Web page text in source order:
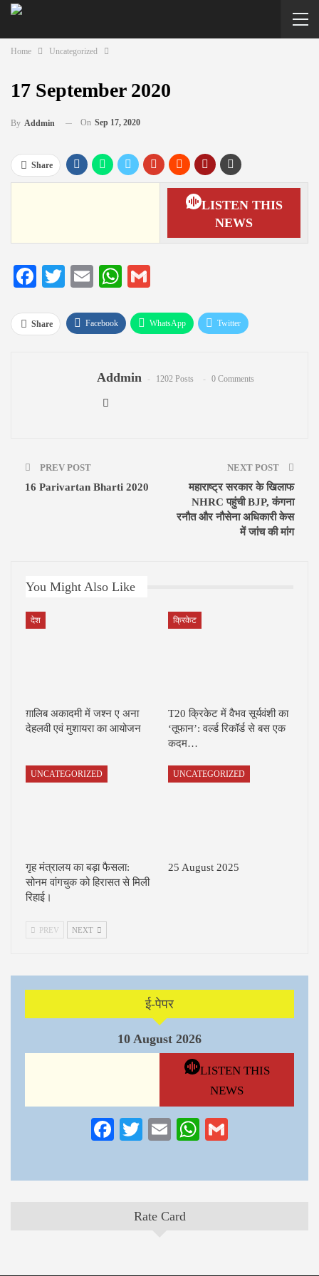
Home Uncategorized
17 September 2020
By Addmin On Sep 17, 2020
Share
LISTEN THIS
NEWS
Facebook
TwitterEmailWhatsApp
Share Facebook WhatsApp Twitter
Addmin 1202 Posts 0 Comments
PREV POST
16 Parivartan Bharti 2020
NEXT POST
महाराष्ट्र सरकार के खिलाफ
NHRC पहुंची BJP, कंगना
रनौत और नौसेना अधिकारी केस
में जांच की मांग
You Might Also Like
देश
ग़ालिब अकादमी में जश्न ए अना
देहलवी एवं मुशायरा का आयोजन
क्रिकेट
T20 क्रिकेट में वैभव सूर्यवंशी का
‘तूफान’: वर्ल्ड रिकॉर्ड से बस एक
कदम…
UNCATEGORIZED
गृह मंत्रालय का बड़ा फैसला:
सोनम वांगचुक को हिरासत से मिली
रिहाई।
UNCATEGORIZED
25 August 2025
PREV NEXT
ई-पेपर
10 August 2026
LISTEN THIS
NEWS
Facebook
TwitterEmailWhatsApp
Rate Card